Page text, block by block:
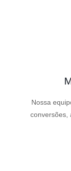
Nossa
conversões,